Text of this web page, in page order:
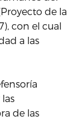
de la
con el cual
a las
de las